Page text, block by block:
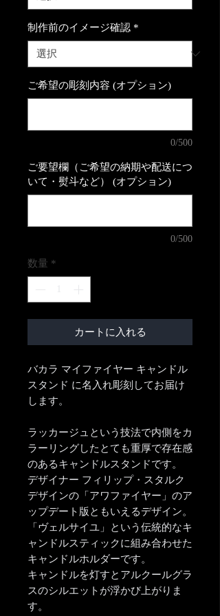
制作前のイメージ確認 *
ご希望の彫刻内容 (オプション)
0/500
ご要望欄（ご希望の納期や配送につ
いて・熨斗など） (オプション)
0/500
数量 *
カートに入れる
バカラ マイファイヤー キャンドル
スタンド に名入れ彫刻してお届け
します。
ラッカージュという技法で内側をカ
ラーリングしたとても重厚で存在感
のあるキャンドルスタンドです。
デザイナー フィリップ・スタルク
デザインの「アワファイヤー」のア
ップデート版ともいえるデザイン。
「ヴェルサイユ」という伝統的なキ
ャンドルスティックに組み合わせた
キャンドルホルダーです。
キャンドルを灯すとアルクールグラ
スのシルエットが浮かび上がりま
す。